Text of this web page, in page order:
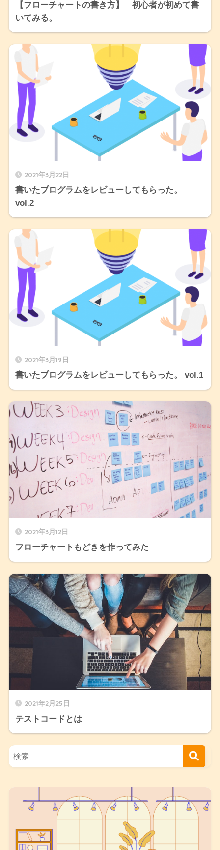
【フローチャートの書き方】 初心者が初めて書
いてみる。
2021年3月22日
書いたプログラムをレビューしてもらった。
vol.2
2021年3月19日
書いたプログラムをレビューしてもらった。 vol.1
2021年3月12日
フローチャートもどきを作ってみた
2021年2月25日
テストコードとは